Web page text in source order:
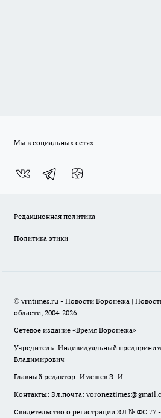
Мы в социальных сетях
Редакционная политика
Политика этики
© vrntimes.ru - Новости Воронежа |
области, 2004-2026
Сетевое издание «Время Воронежа»
Учредитель: Индивидуальный
Владимирович
Главный редактор: Имешев Э. И.
Контакты: Эл.почта:
Свидетельство о регистрации ЭЛ № ФС 77 -